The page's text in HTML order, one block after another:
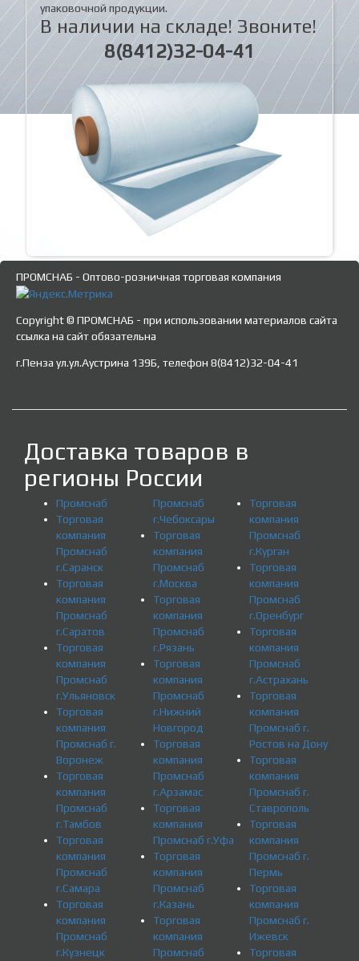
упаковочной продукции.
В наличии на складе! Звоните!
8(8412)32-04-41
ПРОМСНАБ - Оптово-розничная торговая компания
Copyright © ПРОМСНАБ - при использовании материалов сайта
ссылка на сайт обязательна
г.Пенза ул.ул.Аустрина 139Б, телефон 8(8412)32-04-41
Доставка товаров в
регионы России
Промснаб
Торговая
компания
Промснаб
г.Саранск
Торговая
компания
Промснаб
г.Саратов
Торговая
компания
Промснаб
г.Ульяновск
Торговая
компания
Промснаб г.
Воронеж
Торговая
компания
Промснаб
г.Тамбов
Торговая
компания
Промснаб
г.Самара
Торговая
компания
Промснаб
г.Кузнецк
Промснаб
г.Чебоксары
Торговая
компания
Промснаб
г.Москва
Торговая
компания
Промснаб
г.Рязань
Торговая
компания
Промснаб
г.Нижний
Новгород
Торговая
компания
Промснаб
г.Арзамас
Торговая
компания
Промснаб г.Уфа
Торговая
компания
Промснаб
г.Казань
Торговая
компания
Промснаб
Торговая
компания
Промснаб
г.Курган
Торговая
компания
Промснаб
г.Оренбург
Торговая
компания
Промснаб
г.Астрахань
Торговая
компания
Промснаб г.
Ростов на Дону
Торговая
компания
Промснаб г.
Ставрополь
Торговая
компания
Промснаб г.
Пермь
Торговая
компания
Промснаб г.
Ижевск
Торговая